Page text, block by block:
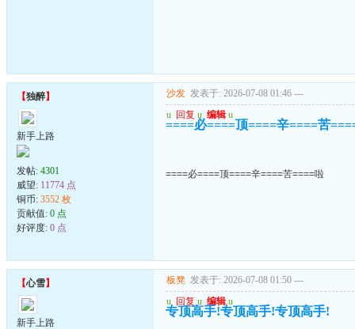
【独醉】
新手上路
发帖: 4301
威望: 11774 点
铜币: 3552 枚
贡献值: 0 点
好评度: 0 点
沙发 发表于: 2026-07-08 01:46 ---
u 回复 u 编辑 u
====必====顶====辛====苦
====必====顶====辛====苦====啦
【心雪】
新手上路
板凳 发表于: 2026-07-08 01:50 ---
u 回复 u 编辑 u
专顶高手!专顶高手!专顶高手!